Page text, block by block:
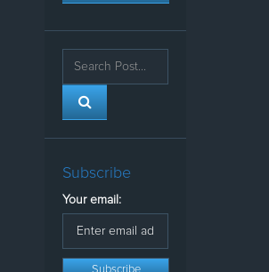
Subscribe
Your email: